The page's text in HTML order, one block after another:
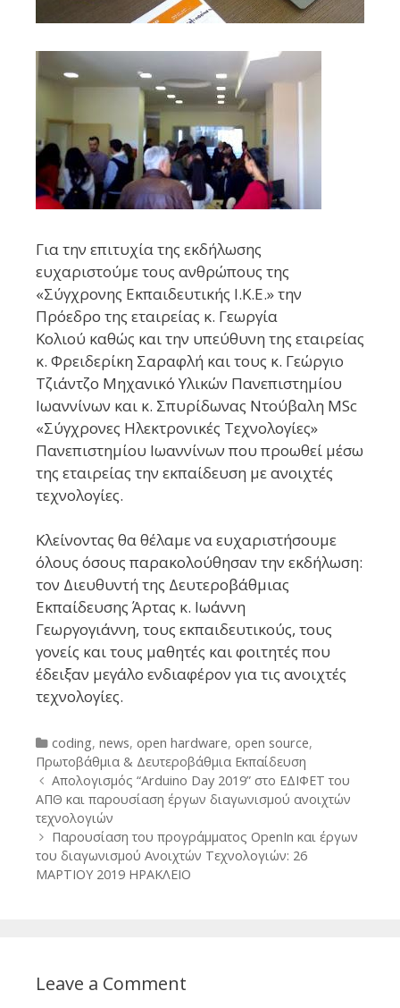
Για την επιτυχία της εκδήλωσης
ευχαριστούμε τους ανθρώπους της
«Σύγχρονης Εκπαιδευτικής Ι.Κ.Ε.» την
Πρόεδρο της εταιρείας κ. Γεωργία
Κολιού καθώς και την υπεύθυνη της εταιρείας
κ. Φρειδερίκη Σαραφλή και τους κ. Γεώργιο
Τζιάντζο Μηχανικό Υλικών Πανεπιστημίου
Ιωαννίνων και κ. Σπυρίδωνας Ντούβαλη MSc
«Σύγχρονες Ηλεκτρονικές Τεχνολογίες»
Πανεπιστημίου Ιωαννίνων που προωθεί μέσω
της εταιρείας την εκπαίδευση με ανοιχτές
τεχνολογίες.
Κλείνοντας θα θέλαμε να ευχαριστήσουμε
όλους όσους παρακολούθησαν την εκδήλωση:
τον Διευθυντή της Δευτεροβάθμιας
Εκπαίδευσης Άρτας κ. Ιωάννη
Γεωργογιάννη, τους εκπαιδευτικούς, τους
γονείς και τους μαθητές και φοιτητές που
έδειξαν μεγάλο ενδιαφέρον για τις ανοιχτές
τεχνολογίες.
Categories
coding, news, open hardware, open source,
Πρωτοβάθμια & Δευτεροβάθμια Εκπαίδευση
Post
navigation
Απολογισμός “Arduino Day 2019” στο ΕΔΙΦΕΤ του
ΑΠΘ και παρουσίαση έργων διαγωνισμού ανοιχτών
τεχνολογιών
Παρουσίαση του προγράμματος OpenIn και έργων
του διαγωνισμού Ανοιχτών Τεχνολογιών: 26
ΜΑΡΤΙΟΥ 2019 ΗΡΑΚΛΕΙΟ
Leave a Comment